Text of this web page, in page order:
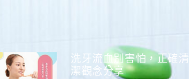
洗牙流血別害怕，正確清
潔觀念分享